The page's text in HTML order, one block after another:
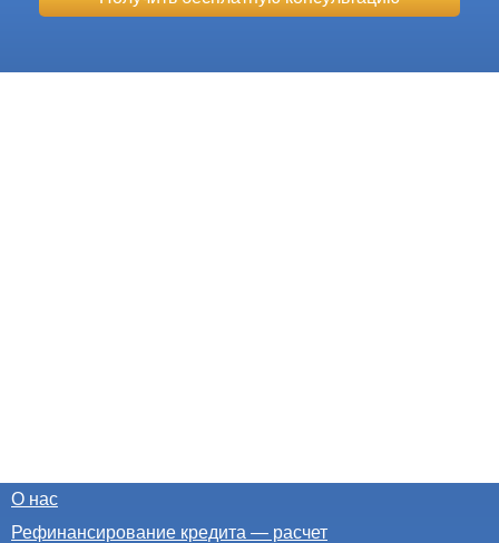
О нас
Рефинансирование кредита — расчет